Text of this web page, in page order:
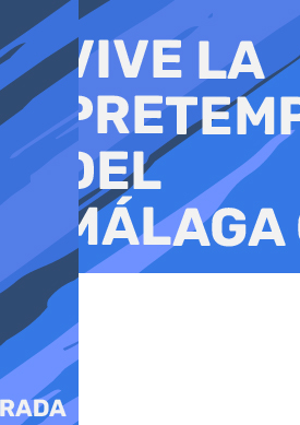
al
contenido